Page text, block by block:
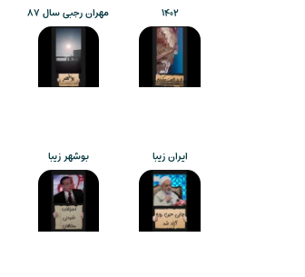
۱۴۰۲ مهران رجبی سال ۸۷
ایران زیبا بوشهر زیبا